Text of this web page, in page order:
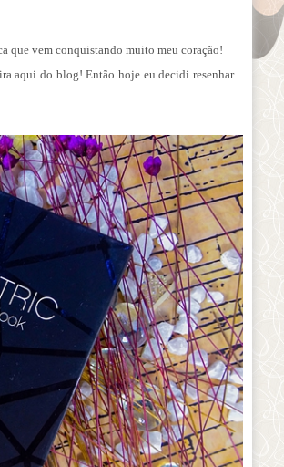
que vem conquistando muito meu coração!
aqui do blog! Então hoje eu decidi resenhar